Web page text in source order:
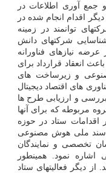
جمع آوری اطلاعات در
اقدام انجام شده در
توانمند در زمینه
شرکتهای دانش
نیازهای فناورانه
انعقاد قرارداد برای
و زیرساخت های
های اقتصاد دیجیتال
و ارزیابی طرح ها
مربوطه که برای آنها
اقدامات ستاد در حوزه
سند ملی هوش مصنوعی
تخصصی و نمایندگان
اشاره نمود. همینطور
دیگر فعالیتهای ستاد